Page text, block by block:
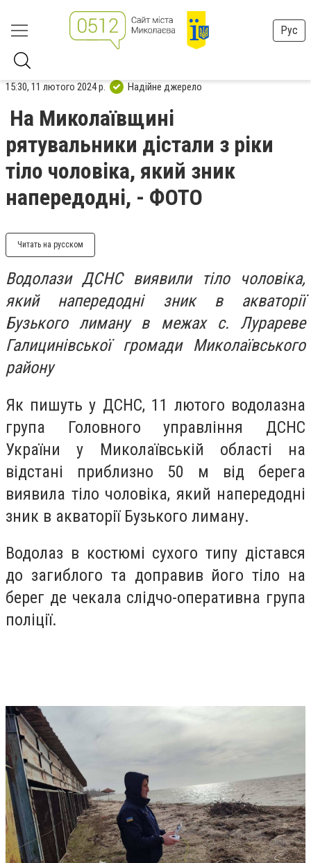
Рус
15:30, 11 лютого 2024 р. Надійне джерело
На Миколаївщині
рятувальники дістали з ріки
тіло чоловіка, який зник
напередодні, - ФОТО
Читать на русском
Водолази ДСНС виявили тіло чоловіка,
який напередодні зник в акваторії
Бузького лиману в межах с. Лурареве
Галицинівської громади Миколаївського
району
Як пишуть у ДСНС, 11 лютого водолазна
група Головного управління ДСНС
України у Миколаївській області на
відстані приблизно 50 м від берега
виявила тіло чоловіка, який напередодні
зник в акваторії Бузького лиману.
Водолаз в костюмі сухого типу дістався
до загиблого та доправив його тіло на
берег де чекала слідчо-оперативна група
поліції.